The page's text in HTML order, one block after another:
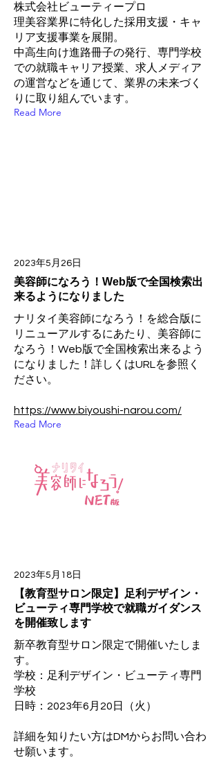
株式会社ビューティープロ
理美容業界に特化した採用支援・キャ
リア支援事業を展開。
中高生向け進路冊子の発行、専門学校
での就職キャリア授業、求人メディア
の運営などを通じて、業界の未来づく
りに取り組んでいます。
Read More
2023年5月26日
美容師になろう！Web版で全国検索出
来るようになりました
ナリタイ美容師になろう！を総合版に
リニューアルするにあたり、美容師に
なろう！Web版で全国検索出来るよう
になりました！詳しくはURLを参照く
ださい。
https://www.biyoushi-narou.com/
Read More
2023年5月18日
【教育型サロン限定】足利デザイン・
ビューティ専門学校で就職ガイダンス
を開催致します
新卒教育型サロン限定で開催いたしま
す。
学校：足利デザイン・ビューティ専門
学校
日時：2023年6月20日（火）
詳細を知りたい方はDMからお問い合わ
せ願います。